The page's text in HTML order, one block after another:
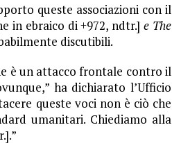
queste associazioni con il
in ebraico di +972, ndtr.] e The
discutibili.
è un attacco frontale contro il
ha dichiarato l’Ufficio
queste voci non è ciò che
umanitari. Chiediamo alla